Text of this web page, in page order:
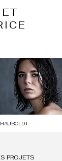
HAUBOLDT
PROJETS